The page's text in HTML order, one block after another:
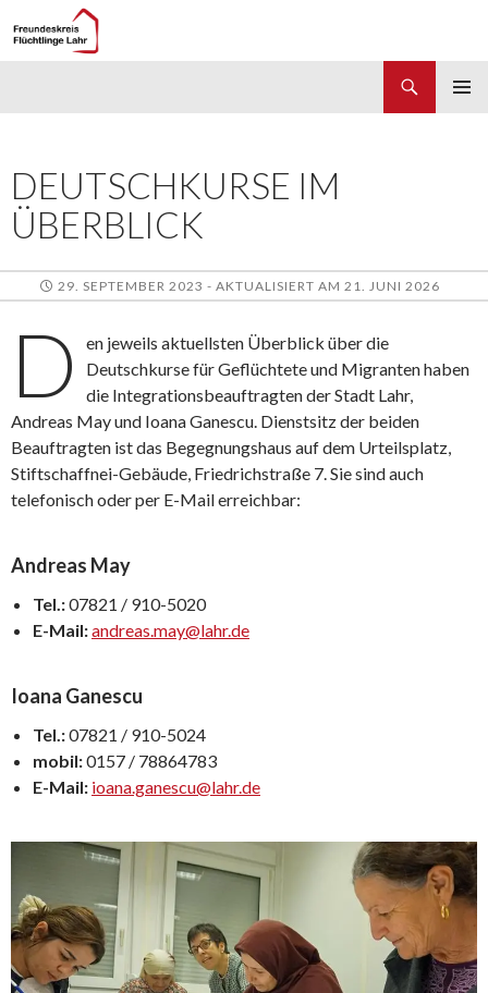
DEUTSCHKURSE IM
ÜBERBLICK
29. SEPTEMBER 2023 - AKTUALISIERT AM 21. JUNI 2026
D
en jeweils aktuellsten Überblick über die
Deutschkurse für Geflüchtete und Migranten haben
die Integrationsbeauftragten der Stadt Lahr,
Andreas May und Ioana Ganescu. Dienstsitz der beiden
Beauftragten ist das Begegnungshaus auf dem Urteilsplatz,
Stiftschaffnei-Gebäude, Friedrichstraße 7. Sie sind auch
telefonisch oder per E-Mail erreichbar:
Andreas May
Tel.:07821 / 910-5020
E-Mail:andreas.may@lahr.de
Ioana Ganescu
Tel.:07821 / 910-5024
mobil:0157 / 78864783
E-Mail: ioana.ganescu@lahr.de